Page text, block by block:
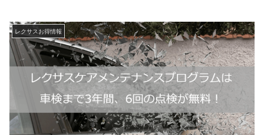
レクサスお得情報